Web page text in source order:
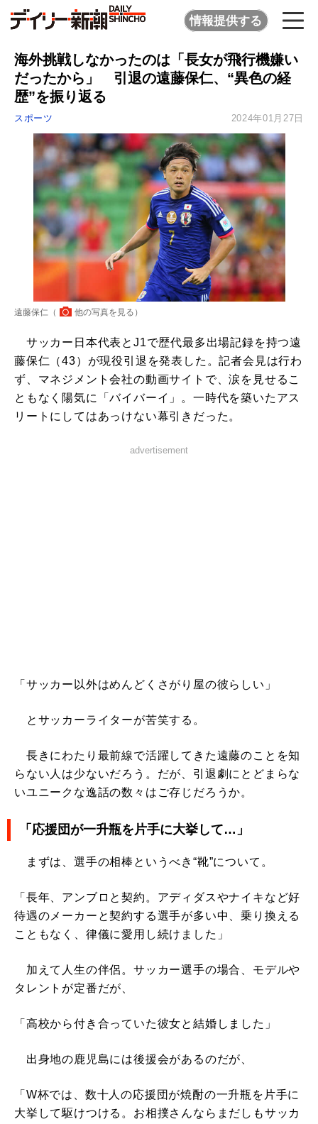
情報提供する
海外挑戦しなかったのは「長女が飛行機嫌い
だったから」 引退の遠藤保仁、“異色の経
歴”を振り返る
スポーツ 2024年01月27日
遠藤保仁（ 他の写真を見る ）
サッカー日本代表とJ1で歴代最多出場記録を持つ遠
藤保仁（43）が現役引退を発表した。記者会見は行わ
ず、マネジメント会社の動画サイトで、涙を見せるこ
ともなく陽気に「バイバーイ」。一時代を築いたアス
リートにしてはあっけない幕引きだった。
advertisement
「サッカー以外はめんどくさがり屋の彼らしい」
とサッカーライターが苦笑する。
長きにわたり最前線で活躍してきた遠藤のことを知
らない人は少ないだろう。だが、引退劇にとどまらな
いユニークな逸話の数々はご存じだろうか。
「応援団が一升瓶を片手に大挙して…」
まずは、選手の相棒というべき“靴”について。
「長年、アンブロと契約。アディダスやナイキなど好
待遇のメーカーと契約する選手が多い中、乗り換える
こともなく、律儀に愛用し続けました」
加えて人生の伴侶。サッカー選手の場合、モデルや
タレントが定番だが、
「高校から付き合っていた彼女と結婚しました」
出身地の鹿児島には後援会があるのだが、
「W杯では、数十人の応援団が焼酎の一升瓶を片手に
大挙して駆けつける。お相撲さんならまだしもサッカ